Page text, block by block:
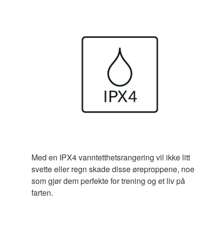
Med en IPX4 vanntetthetsrangering vil ikke litt
svette eller regn skade disse øreproppene, noe
som gjør dem perfekte for trening og et liv på
farten.